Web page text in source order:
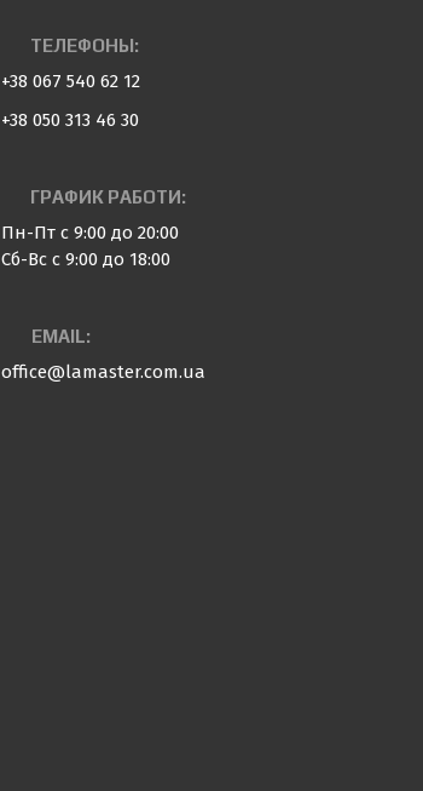
ТЕЛЕФОНЫ:
+38 067 540 62 12
+38 050 313 46 30
ГРАФИК РАБОТИ:
Пн-Пт с 9:00 до 20:00
Сб-Вс с 9:00 до 18:00
EMAIL:
office@lamaster.com.ua